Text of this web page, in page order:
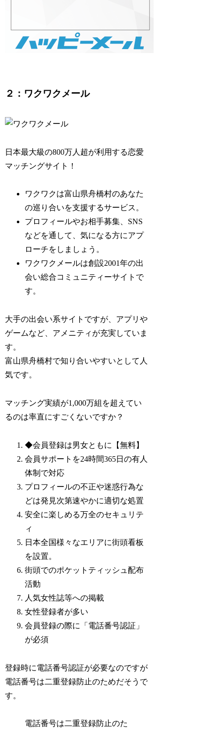
２：ワクワクメール
日本最大級の800万人超が利用する恋愛
マッチングサイト！
ワクワクは富山県舟橋村のあなた
の巡り合いを支援するサービス。
プロフィールやお相手募集、SNS
などを通して、気になる方にアプ
ローチをしましょう。
ワクワクメールは創設2001年の出
会い総合コミュニティーサイトで
す。
大手の出会い系サイトですが、アプリや
ゲームなど、アメニティが充実していま
す。
富山県舟橋村で知り合いやすいとして人
気です。
マッチング実績が1,000万組を超えてい
るのは率直にすごくないですか？
◆会員登録は男女ともに【無料】
会員サポートを24時間365日の有人
体制で対応
プロフィールの不正や迷惑行為な
どは発見次第速やかに適切な処置
安全に楽しめる万全のセキュリテ
ィ
日本全国様々なエリアに街頭看板
を設置。
街頭でのポケットティッシュ配布
活動
人気女性誌等への掲載
女性登録者が多い
会員登録の際に「電話番号認証」
が必須
登録時に電話番号認証が必要なのですが
電話番号は二重登録防止のためだそうで
す。
電話番号は二重登録防止のた